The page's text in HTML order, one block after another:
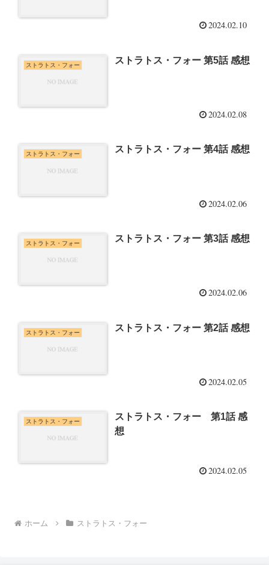
2024.02.10
ストラトス・フォー ストラトス・フォー 第5話 感想
2024.02.08
ストラトス・フォー ストラトス・フォー 第4話 感想
2024.02.06
ストラトス・フォー ストラトス・フォー 第3話 感想
2024.02.06
ストラトス・フォー ストラトス・フォー 第2話 感想
2024.02.05
ストラトス・フォー
ストラトス・フォー 第1話 感
想
2024.02.05
ホーム ストラトス・フォー